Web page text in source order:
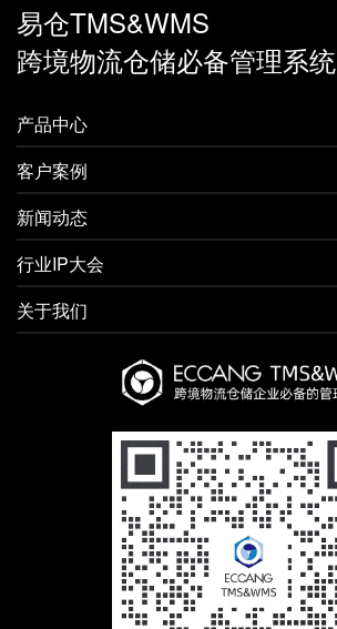
易仓TMS&WMS
跨境物流仓储必备管理系统
产品中心
客户案例
新闻动态
行业IP大会
关于我们